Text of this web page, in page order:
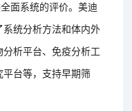
面系统的评价。美迪
统分析方法和体内外
析平台、免疫分析工
台等，支持早期筛